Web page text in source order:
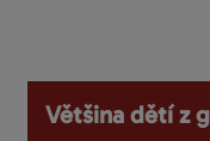
Většina dětí z